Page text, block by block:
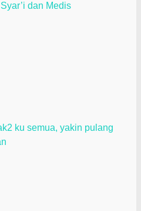
dan Medis
ku semua, yakin pulang